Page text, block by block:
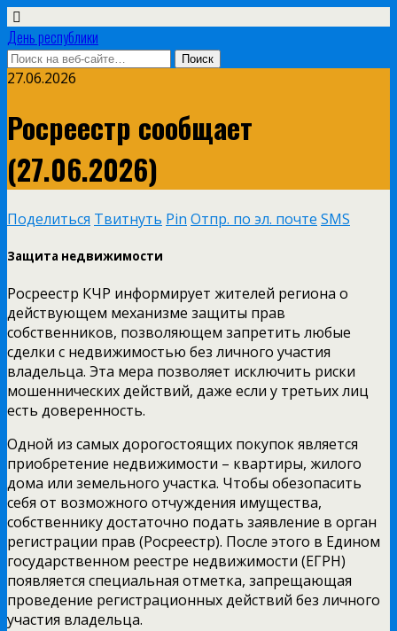
День республики
27.06.2026
Росреестр сообщает
(27.06.2026)
Поделиться Твитнуть Pin Отпр. по эл. почте SMS
Защита недвижимости
Росреестр КЧР информирует жителей региона о
действующем механизме защиты прав
собственников, позволяющем запретить любые
сделки с недвижимостью без личного участия
владельца. Эта мера позволяет исключить риски
мошеннических действий, даже если у третьих лиц
есть доверенность.
Одной из самых дорогостоящих покупок является
приобретение недвижимости – квартиры, жилого
дома или земельного участка. Чтобы обезопасить
себя от возможного отчуждения имущества,
собственнику достаточно подать заявление в орган
регистрации прав (Росреестр). После этого в Едином
государственном реестре недвижимости (ЕГРН)
появляется специальная отметка, запрещающая
проведение регистрационных действий без личного
участия владельца.